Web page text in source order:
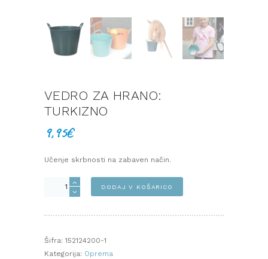
VEDRO ZA HRANO:
TURKIZNO
9,95€
Učenje skrbnosti na zabaven način.
Vedro
količina
DODAJ V KOŠARICO
Šifra: 152124200-1
Kategorija: Oprema